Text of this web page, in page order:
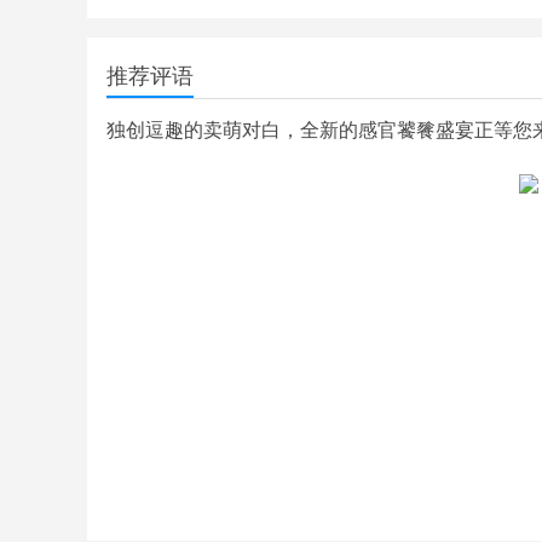
推荐评语
独创逗趣的卖萌对白，全新的感官饕餮盛宴正等您